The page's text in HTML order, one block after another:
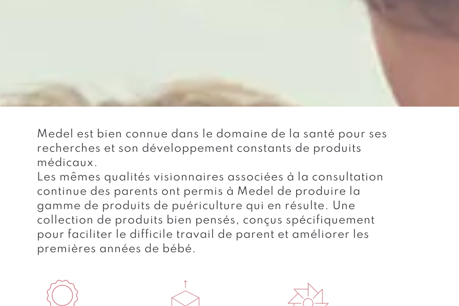
Medel est bien connue dans le domaine de la santé pour ses
recherches et son développement constants de produits
médicaux.
Les mêmes qualités visionnaires associées à la consultation
continue des parents ont permis à Medel de produire la
gamme de produits de puériculture qui en résulte. Une
collection de produits bien pensés, conçus spécifiquement
pour faciliter le difficile travail de parent et améliorer les
premières années de bébé.